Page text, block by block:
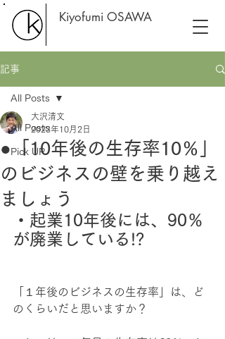
Kiyofumi OSAWA
記事
All Posts
Pick UP
All Posts
●「10年後の生存率10％」
のビジネスの壁を乗り越え
ましょう
大沢清文
2023年10月2日
・起業10年後には、90％
が廃業している!?
「１年後のビジネスの生存率」は、ど
のくらいだと思いますか？